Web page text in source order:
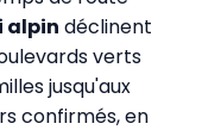
alpin déclinent
verts
jusqu'aux
confirmés, en